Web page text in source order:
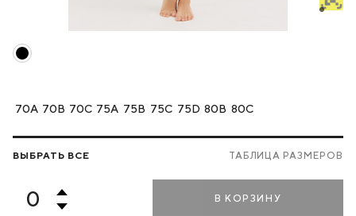
70A 70B 70C 75A 75B 75C 75D 80B 80C
ВЫБРАТЬ ВСЕ ТАБЛИЦА РАЗМЕРОВ
В КОРЗИНУ